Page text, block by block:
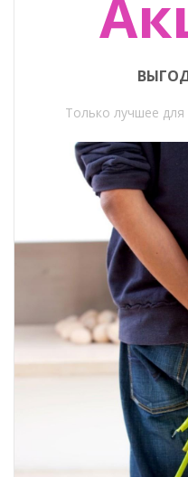
Только лучшее